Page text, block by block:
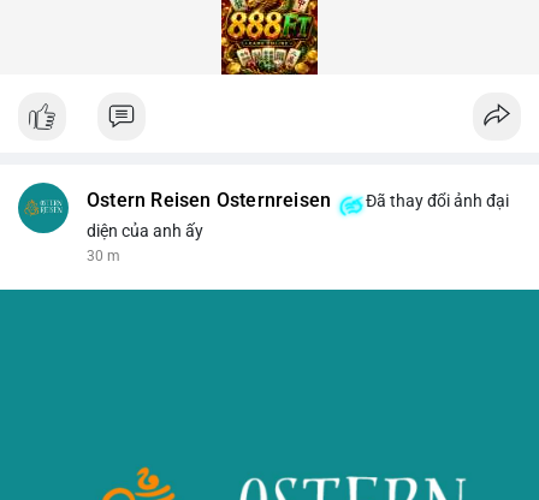
Ostern Reisen Osternreisen
Đã thay đổi ảnh đại
diện của anh ấy
30 m